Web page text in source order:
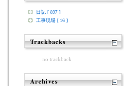
日記 [ 897 ]
工事現場 [ 16 ]
Trackbacks
no trackback
Archives